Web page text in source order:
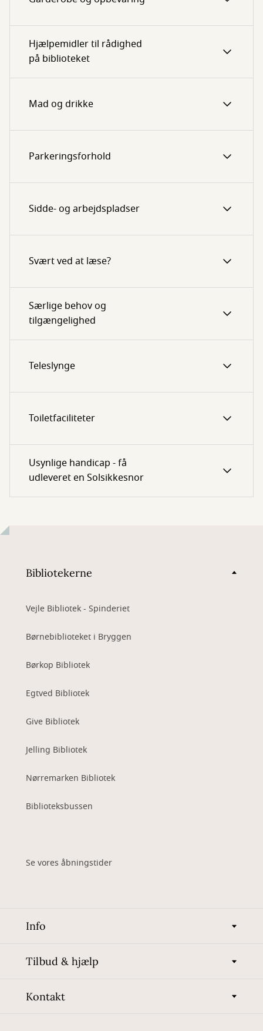
Hjælpemidler til rådighed
på biblioteket
Mad og drikke
Parkeringsforhold
Sidde- og arbejdspladser
Svært ved at læse?
Særlige behov og
tilgængelighed
Teleslynge
Toiletfaciliteter
Usynlige handicap - få
udleveret en Solsikkesnor
Bibliotekerne
Vejle Bibliotek - Spinderiet
Børnebiblioteket i Bryggen
Børkop Bibliotek
Egtved Bibliotek
Give Bibliotek
Jelling Bibliotek
Nørremarken Bibliotek
Biblioteksbussen
Se vores åbningstider
Info
Tilbud & hjælp
Kontakt